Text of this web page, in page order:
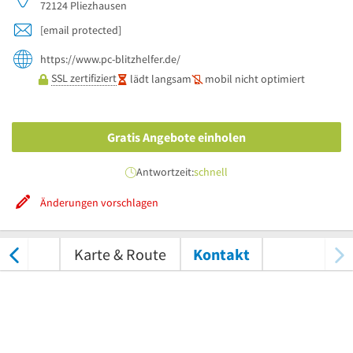
72124 Pliezhausen
[email protected]
https://www.pc-blitzhelfer.de/
SSL zertifiziert
lädt langsam mobil nicht optimiert
Gratis Angebote einholen
Antwortzeit:schnell
Änderungen vorschlagen
Karte & Route Kontakt